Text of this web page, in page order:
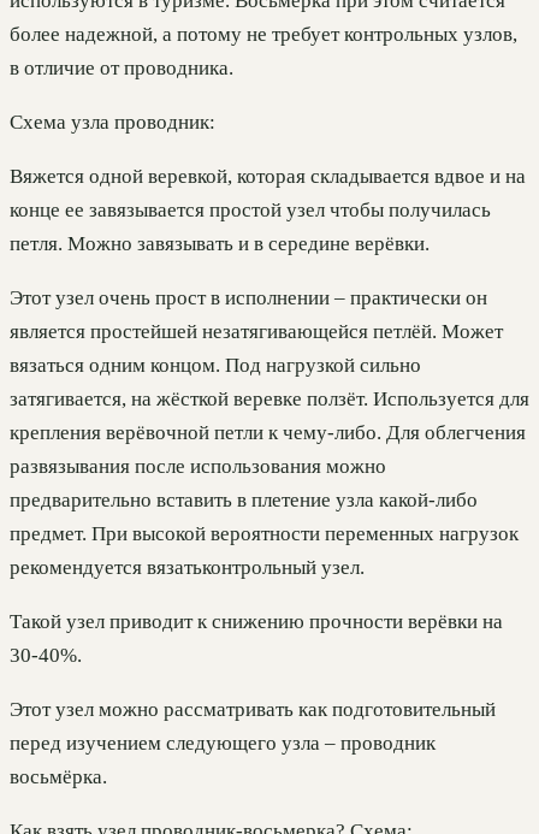
более надежной, а потому не требует контрольных узлов,
в отличие от проводника.
Схема узла проводник:
Вяжется одной веревкой, которая складывается вдвое и на
конце ее завязывается простой узел чтобы получилась
петля. Можно завязывать и в середине верёвки.
Этот узел очень прост в исполнении – практически он
является простейшей незатягивающейся петлёй. Может
вязаться одним концом. Под нагрузкой сильно
затягивается, на жёсткой веревке ползёт. Используется для
крепления верёвочной петли к чему-либо. Для облегчения
развязывания после использования можно
предварительно вставить в плетение узла какой-либо
предмет. При высокой вероятности переменных нагрузок
рекомендуется вязатьконтрольный узел.
Такой узел приводит к снижению прочности верёвки на
30-40%.
Этот узел можно рассматривать как подготовительный
перед изучением следующего узла – проводник
восьмёрка.